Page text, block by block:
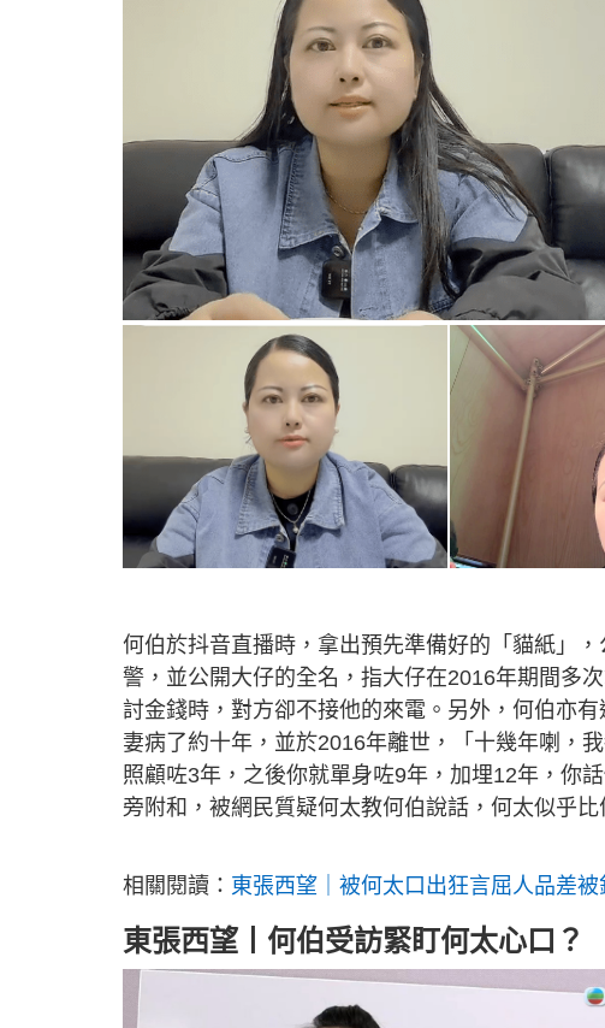
何伯於抖音直播時，拿出預先準備好的「貓紙」
警，並公開大仔的全名，指大仔在2016年期間多
討金錢時，對方卻不接他的來電。另外，何伯亦
妻病了約十年，並於2016年離世，「十幾年喇，
照顧咗3年，之後你就單身咗9年，加埋12年，你
旁附和，被網民質疑何太教何伯說話，何太似乎
相關閱讀： 東張西望｜被何太口出狂言屈人品差
東張西望丨何伯受訪緊盯何太心口？